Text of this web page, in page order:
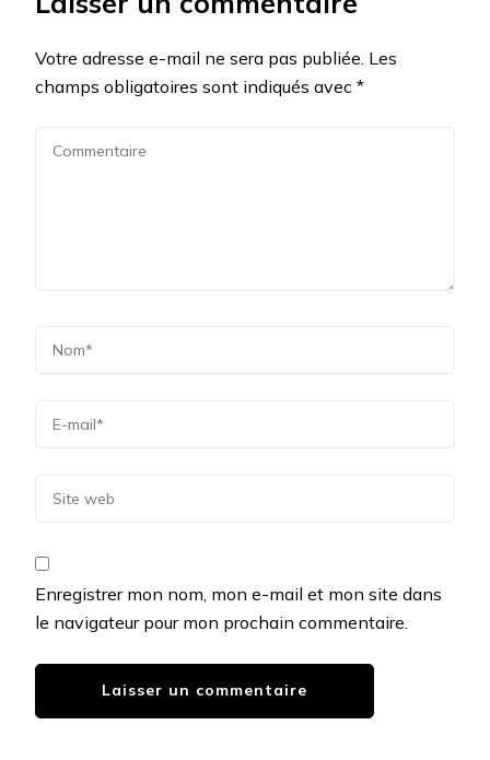
Votre adresse e-mail ne sera pas publiée. Les
champs obligatoires sont indiqués avec *
Enregistrer mon nom, mon e-mail et mon site dans
le navigateur pour mon prochain commentaire.